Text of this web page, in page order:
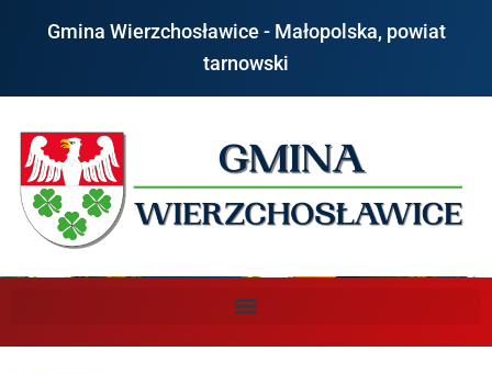
Gmina Wierzchosławice - Małopolska, powiat
tarnowski